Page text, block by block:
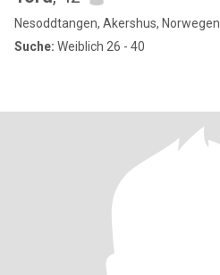
Nesoddtangen, Akershus, Norwegen
Suche: Weiblich 26 - 40